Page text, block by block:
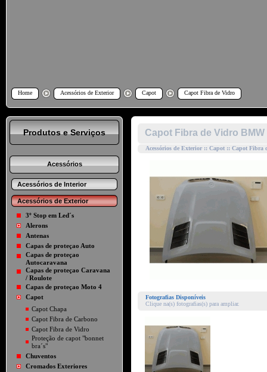
Home Acessórios de Exterior Capot Capot Fibra de Vidro
Produtos e Serviços
Acessórios
Acessórios de Interior
Acessórios de Exterior
3º Stop em Led´s
Alerons
Antenas
Capas de proteçao Auto
Capas de proteçao
Autocaravana
Capas de proteçao Caravana
/ Roulote
Capas de proteçao Moto 4
Capot
Capot Chapa
Capot Fibra de Carbono
Capot Fibra de Vidro
Proteção de capot "bonnet
bra´s"
Chuventos
Cromados Exteriores
Capot Fibra de Vidro BMW
Acessórios de Exterior :: Capot :: Capot Fibra
Fotografias Disponíveis
Clique na(s) fotografias(s) para ampliar.